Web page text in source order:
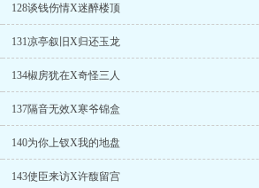
128谈钱伤情X迷醉楼顶
131凉亭叙旧X归还玉龙
134椒房犹在X奇怪三人
137隔音无效X寒爷锦盒
140为你上钗X我的地盘
143使臣来访X许馥留宫